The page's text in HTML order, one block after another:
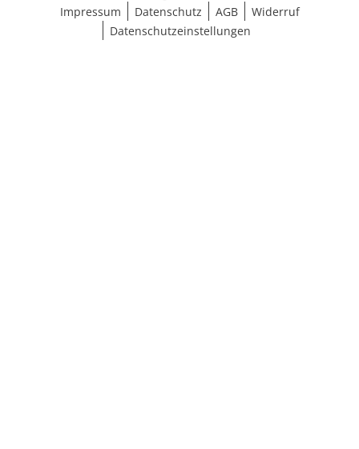
Impressum
Datenschutz AGB
Widerruf
Datenschutzeinstellungen